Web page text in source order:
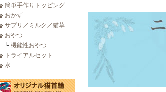
簡単手作りトッピング
おかず
サプリ／ミルク／猫草
おやつ
└ 機能性おやつ
トライアルセット
水